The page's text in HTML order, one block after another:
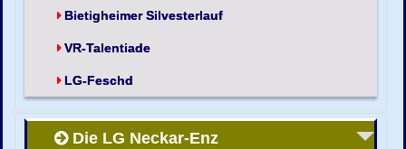
Bietigheimer Silvesterlauf
VR-Talentiade
LG-Feschd
Die LG Neckar-Enz